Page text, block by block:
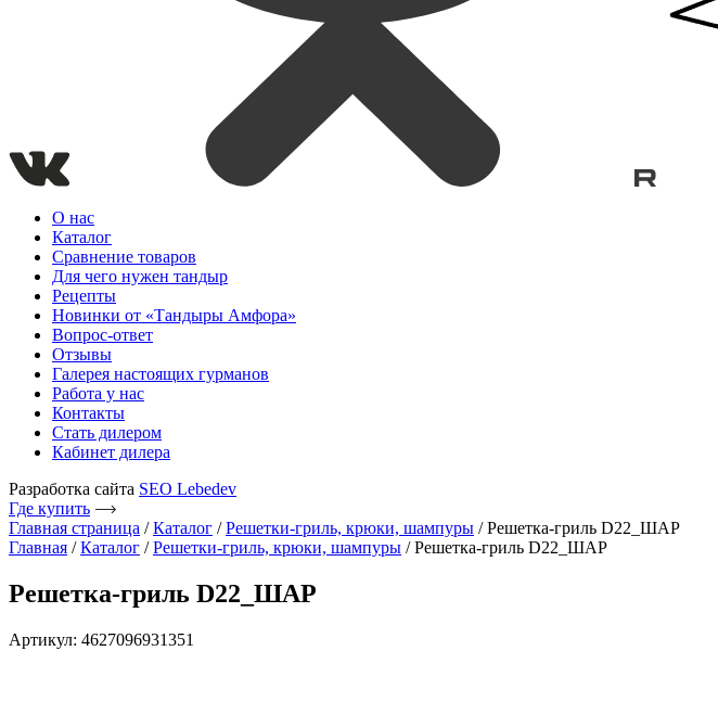
О нас
Каталог
Сравнение товаров
Для чего нужен тандыр
Рецепты
Новинки от «Тандыры Амфора»
Вопрос-ответ
Отзывы
Галерея настоящих гурманов
Работа у нас
Контакты
Стать дилером
Кабинет дилера
Разработка сайта SEO Lebedev
Где купить
Главная страница /Каталог /Решетки-гриль, крюки, шампуры /Решетка-гриль D22_ШАР
Главная /Каталог /Решетки-гриль, крюки, шампуры / Решетка-гриль D22_ШАР
Решетка-гриль D22_ШАР
Артикул: 4627096931351